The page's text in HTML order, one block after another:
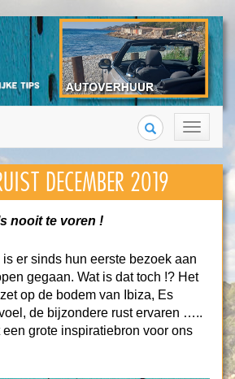
Toggle
navigation
Search
DECEMBER 2019
nooit te voren !
er sinds hun eerste bezoek aan
gegaan. Wat is dat toch !? Het
op de bodem van Ibiza, Es
de bijzondere rust ervaren …..
grote inspiratiebron voor ons